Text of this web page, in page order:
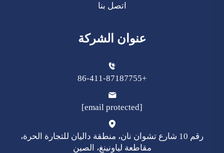
اتصل بنا
عنوان الشركة
+86-411-87187755
[email protected]
رقم 10 شارع تشوان نان، منطقة داليان للتجارة الحرة،
مقاطعة لياونينغ، الصين